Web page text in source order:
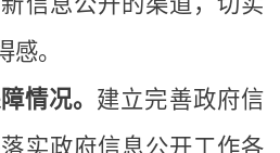
。
情况。 建立完善政府信
实政府信息公开工作各